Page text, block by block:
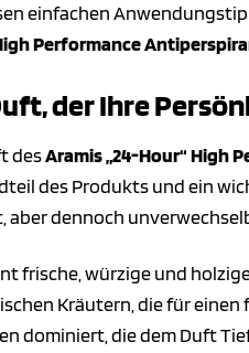
einfachen
Performance
der Ihre
desAramis „24-Hour“ High
des Produkts und ein
aber dennoch
frische, würzige und
Kräutern, die für
dominiert, die dem Duft